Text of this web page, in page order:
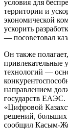
условия для
территории и
экономической
ускорить
— посоветовал
Он также
привлекательные
технологий —
направлением
государств
«Цифровой
решений, больших
сообщил Касым-